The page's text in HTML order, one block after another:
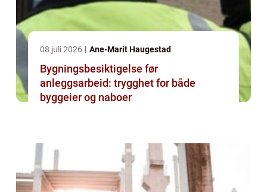
08 juli 2026 Ane-Marit Haugestad
Bygningsbesiktigelse før
anleggsarbeid: trygghet for både
byggeier og naboer